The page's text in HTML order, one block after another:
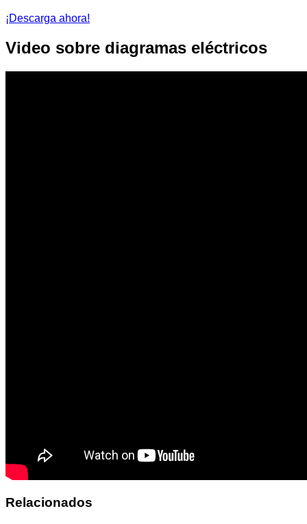
¡Descarga ahora!
Video sobre diagramas eléctricos
Relacionados